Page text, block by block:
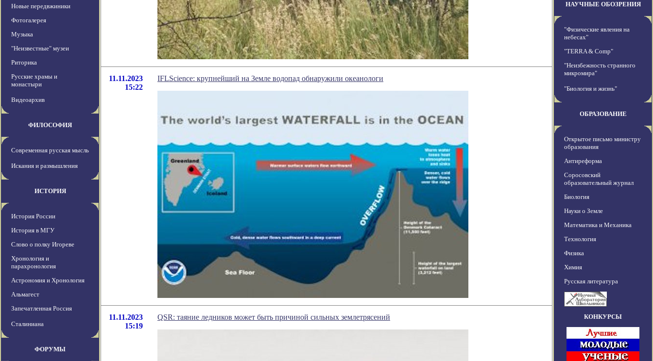
Новые передвжиники
Фотогалерея
Музыка
"Неизвестные" музеи
Риторика
Русские храмы и
монастыри
Видеоархив
ФИЛОСОФИЯ
Современная русская мысль
Искания и размышления
ИСТОРИЯ
История России
История в МГУ
Слово о полку Игореве
Хронология и
парахронология
Астрономия и Хронология
Альмагест
Запечатленная Россия
Сталиниана
ФОРУМЫ
11.11.2023
15:22
IFLScience: крупнейший на Земле водопад обнаружили океанологи
11.11.2023
15:19
QSR: таяние ледников может быть причиной сильных землетрясений
НАУЧНЫЕ ОБОЗРЕНИЯ
"Физические явления на
небесах"
"TERRA & Comp"
"Неизбежность странного
микромира"
"Биология и жизнь"
ОБРАЗОВАНИЕ
Открытое письмо министру
образования
Антиреформа
Соросовский
образовательный журнал
Биология
Науки о Земле
Математика и Механика
Технология
Физика
Химия
Русская литература
КОНКУРСЫ